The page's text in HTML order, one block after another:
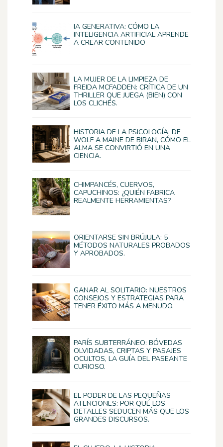
IA GENERATIVA: CÓMO LA
INTELIGENCIA ARTIFICIAL APRENDE
A CREAR CONTENIDO
LA MUJER DE LA LIMPIEZA DE
FREIDA MCFADDEN: CRÍTICA DE UN
THRILLER QUE JUEGA (BIEN) CON
LOS CLICHÉS.
HISTORIA DE LA PSICOLOGÍA: DE
WOLF A MAINE DE BIRAN, CÓMO EL
ALMA SE CONVIRTIÓ EN UNA
CIENCIA.
CHIMPANCÉS, CUERVOS,
CAPUCHINOS: ¿QUIÉN FABRICA
REALMENTE HERRAMIENTAS?
ORIENTARSE SIN BRÚJULA: 5
MÉTODOS NATURALES PROBADOS
Y APROBADOS.
GANAR AL SOLITARIO: NUESTROS
CONSEJOS Y ESTRATEGIAS PARA
TENER ÉXITO MÁS A MENUDO.
PARÍS SUBTERRÁNEO: BÓVEDAS
OLVIDADAS, CRIPTAS Y PASAJES
OCULTOS, LA GUÍA DEL PASEANTE
CURIOSO.
EL PODER DE LAS PEQUEÑAS
ATENCIONES: POR QUÉ LOS
DETALLES SEDUCEN MÁS QUE LOS
GRANDES DISCURSOS.